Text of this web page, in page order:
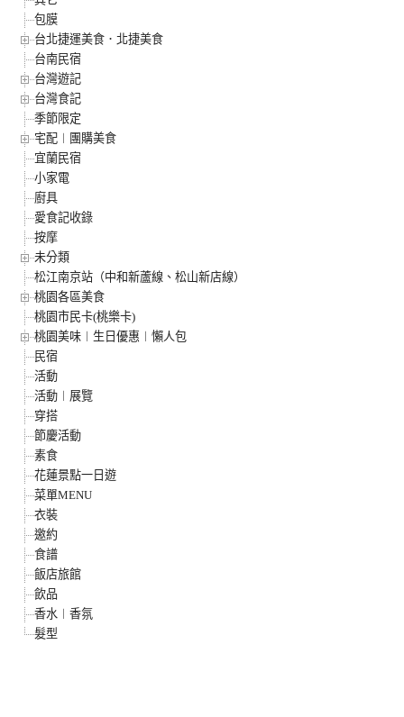
包膜
台北捷運美食．北捷美食
台南民宿
台灣遊記
台灣食記
季節限定
宅配︱團購美食
宜蘭民宿
小家電
廚具
愛食記收錄
按摩
未分類
松江南京站（中和新蘆線、松山新店線）
桃園各區美食
桃園市民卡(桃樂卡)
桃園美味︱生日優惠︱懶人包
民宿
活動
活動︱展覽
穿搭
節慶活動
素食
花蓮景點一日遊
菜單MENU
衣裝
邀約
食譜
飯店旅館
飲品
香水︱香氛
髮型